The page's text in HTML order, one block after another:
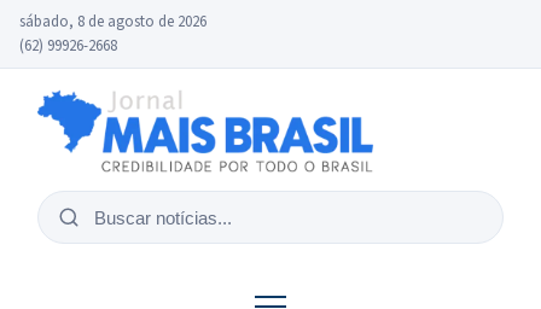
sábado, 8 de agosto de 2026
(62) 99926-2668
Buscar